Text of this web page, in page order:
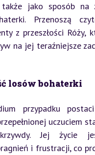
jako sposób na
Przenoszą
z przeszłości Róży,
na jej teraźniejsze
losów bohaterki
przypadku
uczuciem
Jej życie
i frustracji, co